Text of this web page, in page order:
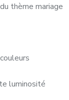
thème mariage
luminosité